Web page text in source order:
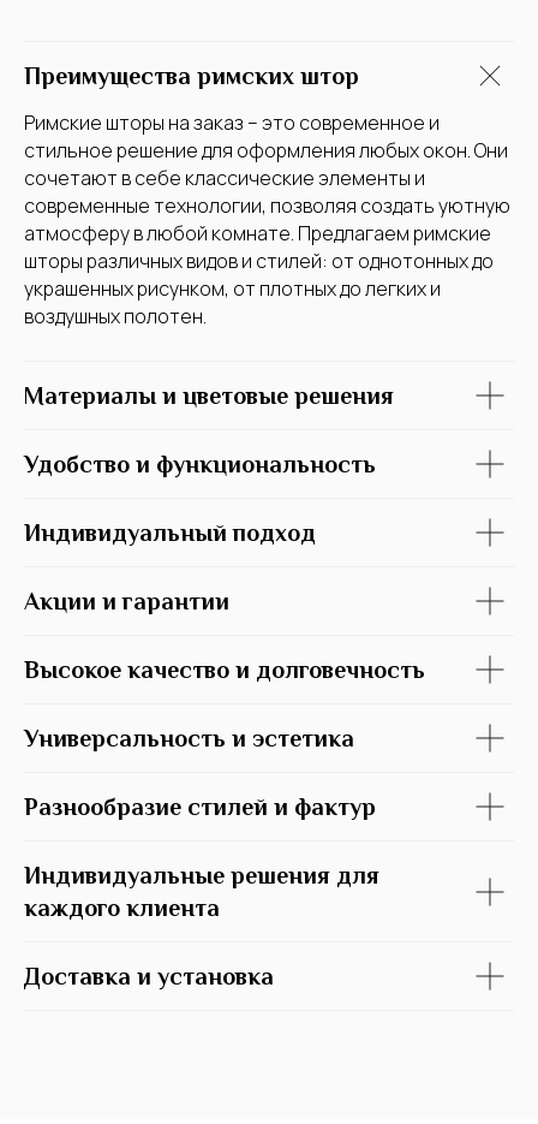
Преимущества римских штор
Римские шторы на заказ – это современное и
стильное решение для оформления любых окон. Они
сочетают в себе классические элементы и
современные технологии, позволяя создать уютную
атмосферу в любой комнате. Предлагаем римские
шторы различных видов и стилей: от однотонных до
украшенных рисунком, от плотных до легких и
воздушных полотен.
Материалы и цветовые решения
Удобство и функциональность
Индивидуальный подход
Акции и гарантии
Высокое качество и долговечность
Универсальность и эстетика
Разнообразие стилей и фактур
Индивидуальные решения для
каждого клиента
Доставка и установка